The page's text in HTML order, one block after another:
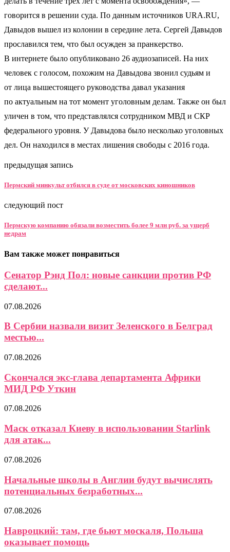
говорится в решении суда. По данным источников URA.RU,
Давыдов вышел из колонии в середине лета. Сергей Давыдов
прославился тем, что был осужден за пранкерство.
В интернете было опубликовано 26 аудиозаписей. На них
человек с голосом, похожим на Давыдова звонил судьям и
от лица вышестоящего руководства давал указания
по актуальным на тот момент уголовным делам. Также он был
уличен в том, что представлялся сотрудником МВД и СКР
федерального уровня. У Давыдова было несколько уголовных
дел. Он находился в местах лишения свободы с 2016 года.
предыдущая запись
Пермский минкульт отбился в суде от московских киношников
следующий пост
Пермскую компанию обязали возместить более 9 млн руб. за ущерб
недрам
Вам также может понравиться
Сенатор Рэнд Пол: новые санкции против РФ
сделают...
07.08.2026
В Сербии назвали визит Зеленского в Белград
местью...
07.08.2026
Скончался экс-глава департамента Африки
МИД РФ Уткин
07.08.2026
Маск отказал Киеву в использовании Starlink
для атак...
07.08.2026
Начальные школы в Англии будут вычислять
потенциальных безработных...
07.08.2026
Навроцкий: там, где бьют москаля, Польша
оказывает помощь